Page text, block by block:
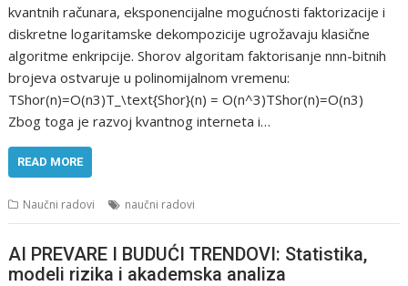
kvantnih računara, eksponencijalne mogućnosti faktorizacije i
diskretne logaritamske dekompozicije ugrožavaju klasične
algoritme enkripcije. Shorov algoritam faktorisanje nnn-bitnih
brojeva ostvaruje u polinomijalnom vremenu:
TShor(n)=O(n3)T_\text{Shor}(n) = O(n^3)TShor​(n)=O(n3)
Zbog toga je razvoj kvantnog interneta i…
READ MORE
Naučni radovi naučni radovi
AI PREVARE I BUDUĆI TRENDOVI: Statistika,
modeli rizika i akademska analiza